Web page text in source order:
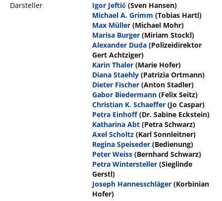
Darsteller
Igor Jeftić (Sven Hansen)
Michael A. Grimm (Tobias Hartl)
Max Müller (Michael Mohr)
Marisa Burger (Miriam Stockl)
Alexander Duda (Polizeidirektor
Gert Achtziger)
Karin Thaler (Marie Hofer)
Diana Staehly (Patrizia Ortmann)
Dieter Fischer (Anton Stadler)
Gabor Biedermann (Felix Seitz)
Christian K. Schaeffer (Jo Caspar)
Petra Einhoff (Dr. Sabine Eckstein)
Katharina Abt (Petra Schwarz)
Axel Scholtz (Karl Sonnleitner)
Regina Speiseder (Bedienung)
Peter Weiss (Bernhard Schwarz)
Petra Wintersteller (Sieglinde
Gerstl)
Joseph Hannesschläger (Korbinian
Hofer)